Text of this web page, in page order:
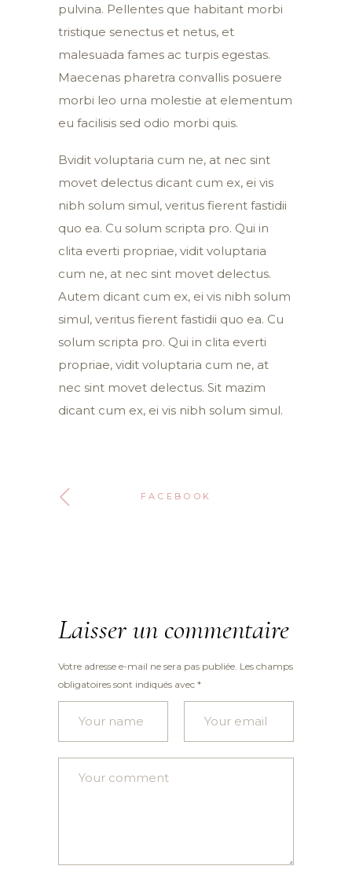
pulvina. Pellentes que habitant morbi
tristique senectus et netus, et
malesuada fames ac turpis egestas.
Maecenas pharetra convallis posuere
morbi leo urna molestie at elementum
eu facilisis sed odio morbi quis.
Bvidit voluptaria cum ne, at nec sint
movet delectus dicant cum ex, ei vis
nibh solum simul, veritus fierent fastidii
quo ea. Cu solum scripta pro. Qui in
clita everti propriae, vidit voluptaria
cum ne, at nec sint movet delectus.
Autem dicant cum ex, ei vis nibh solum
simul, veritus fierent fastidii quo ea. Cu
solum scripta pro. Qui in clita everti
propriae, vidit voluptaria cum ne, at
nec sint movet delectus. Sit mazim
dicant cum ex, ei vis nibh solum simul.
FACEBOOK
Laisser un commentaire
Votre adresse e-mail ne sera pas publiée. Les champs
obligatoires sont indiqués avec *